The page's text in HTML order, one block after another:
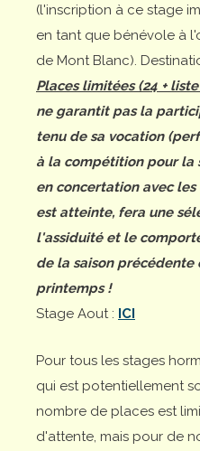
(l'inscription à ce stage
en tant que bénévole à
de Mont Blanc).
Places limitées (24 +
ne garantit pas la
tenu de sa vocation
à la compétition pour la
en concertation avec
est atteinte, fera une
l'assiduité et le
de la saison
printemps !
Stage Aout : ICI
Pour tous les stages
qui est potentiellement
nombre de places est
d'attente, mais pour de